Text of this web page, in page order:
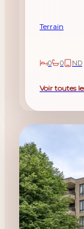
Terrain
0 0 ND
Voir toutes